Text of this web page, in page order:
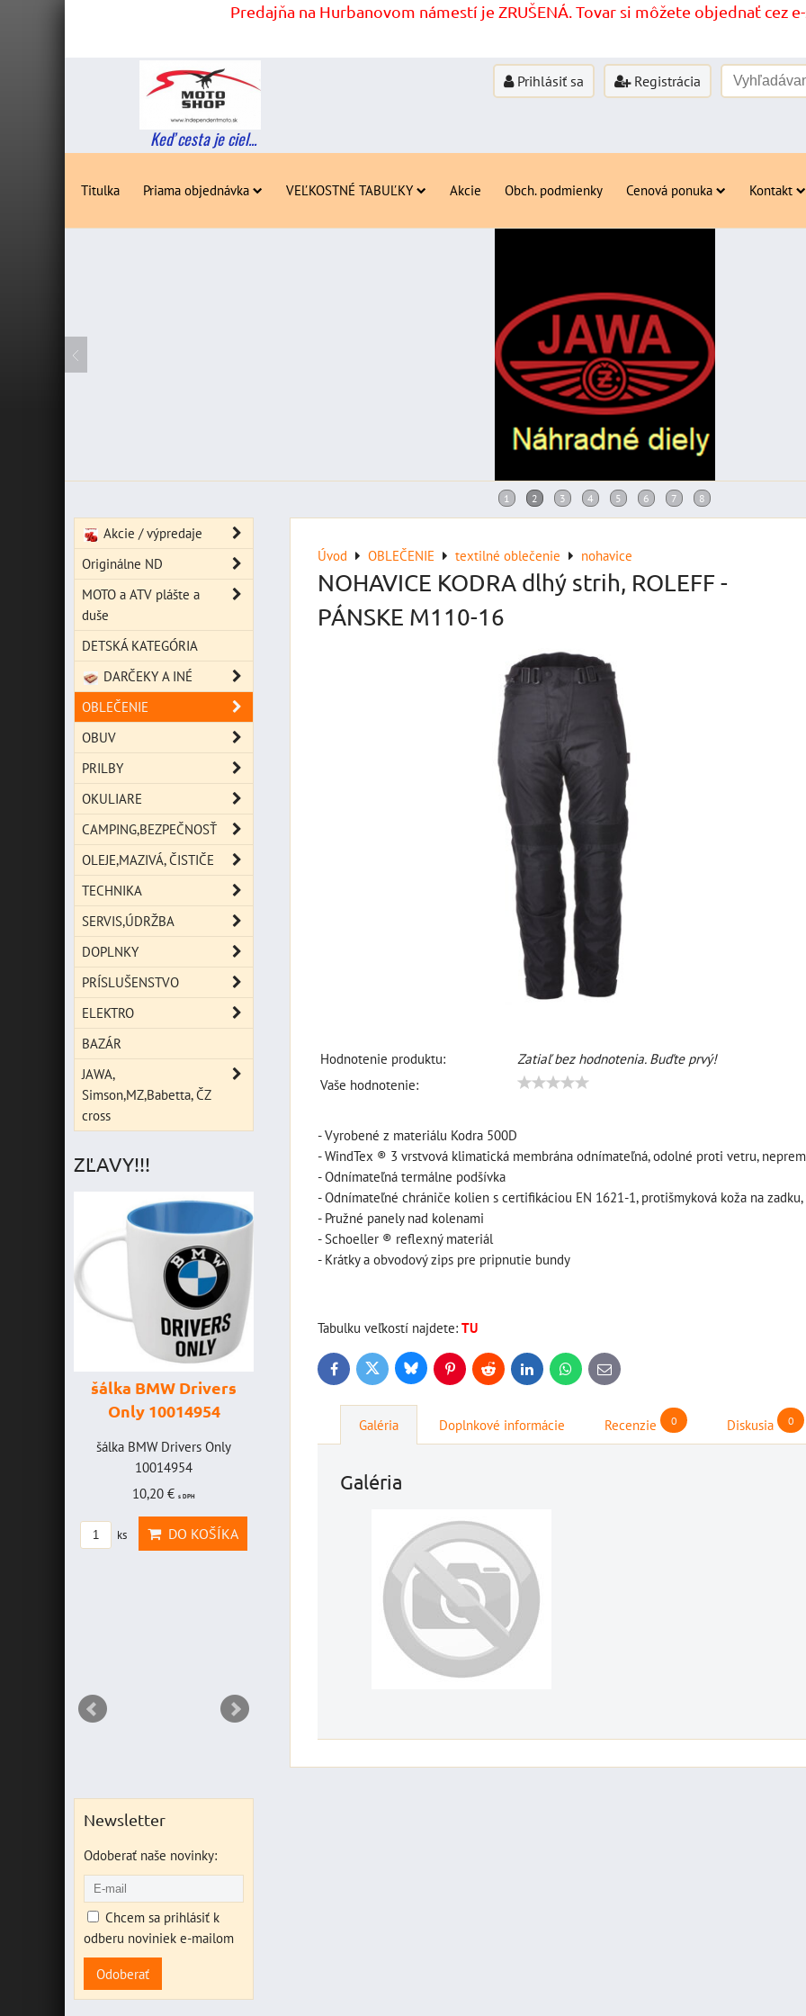
Predajňa na Hurbanovom námestí je ZRUŠENÁ. Tovar si môžete objednať cez
Keď cesta je ciel...
Prihlásiť sa Registrácia
Titulka Priama objednávka VEĽKOSTNÉ TABUĽKY Akcie Obch. podmienky Cenová ponuka Kontakt
Úvod OBLEČENIE textilné oblečenie nohavice
NOHAVICE KODRA dlhý strih, ROLEFF -
PÁNSKE M110-16
Hodnotenie produktu:
Zatiaľ bez hodnotenia. Buďte prvý!
Vaše hodnotenie:
- Vyrobené z materiálu Kodra 500D
- WindTex ® 3 vrstvová klimatická membrána odnímateľná, odolné proti vetru,
- Odnímateľná termálne podšívka
- Odnímateľné chrániče kolien s certifikáciou EN 1621-1, protišmyková koža na
- Pružné panely nad kolenami
- Schoeller ® reflexný materiál
- Krátky a obvodový zips pre pripnutie bundy
Tabulku veľkostí najdete: TU
FacebookTwitter BlueskyPinterestReddit LinkedInWhatsApp
E-
mail
Galéria Doplnkové informácie Recenzie 0 Diskusia 0
Galéria
Akcie / výpredaje
Originálne ND
MOTO a ATV plášte a
duše
DETSKÁ KATEGÓRIA
DARČEKY A INÉ
OBLEČENIE
OBUV
PRILBY
OKULIARE
CAMPING,BEZPEČNOSŤ
OLEJE,MAZIVÁ, ČISTIČE
TECHNIKA
SERVIS,ÚDRŽBA
DOPLNKY
PRÍSLUŠENSTVO
ELEKTRO
BAZÁR
JAWA,
Simson,MZ,Babetta, ČZ
cross
ZĽAVY!!!
šálka BMW Drivers
Only 10014954
šálka BMW Drivers Only
10014954
10,20 € s DPH
ks DO KOŠÍKA
šálka "Yamaha
VR46" 10014772
šálka "Yamaha VR46"
19,46 €
DO KOŠÍKA
voltmetrom + power
banka, štartovací
GENIUS BOOST PRO
voltmetrom + power banka,
štartovací...
333,83 €
ks
štartovací box + power
Newsletter
Odoberať naše novinky:
Chcem sa prihlásiť k
odberu noviniek e-mailom
Odoberať